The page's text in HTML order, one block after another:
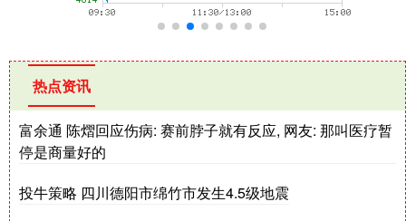
热点资讯
富余通 陈熠回应伤病: 赛前脖子就有反应, 网友: 那叫医疗暂
停是商量好的
投牛策略 四川德阳市绵竹市发生4.5级地震